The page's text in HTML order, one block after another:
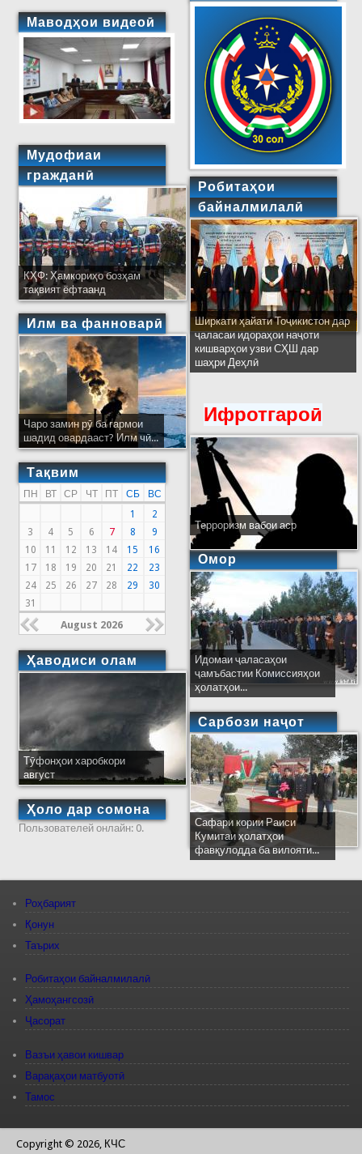
Маводҳои видеоӣ
Мудофиаи
гражданӣ
КҲФ: Ҳамкориҳо бозҳам
тақвият ёфтаанд
Илм ва фанноварӣ
Чаро замин рӯ ба гармои
шадид овардааст? Илм чӣ...
Тақвим
ПН ВТ СР ЧТ ПТ СБ
ВС
1
2
3
4 5 6 7 8
9
10
11 12 13 14 15
16
17
18 19 20 21 22
23
24
25 26 27 28 29
30
31
August 2026
Ҳаводиси олам
Тӯфонҳои харобкори
август
Ҳоло дар сомона
Пользователей онлайн: 0.
Робитаҳои
байналмилалӣ
Ширкати ҳайати Тоҷикистон дар
ҷаласаи идораҳои наҷоти
кишварҳои узви СҲШ дар
шаҳри Деҳлӣ
Ифротгароӣ
Терроризм вабои аср
Омор
Идомаи ҷаласаҳои
ҷамъбастии Комиссияҳои
ҳолатҳои...
Сарбози наҷот
Сафари кории Раиси
Кумитаи ҳолатҳои
фавқулодда ба вилояти...
Роҳбарият
Қонун
Таърих
Робитаҳои байналмилалӣ
Ҳамоҳангсозӣ
Ҷасорат
Вазъи ҳавои кишвар
Варақаҳои матбуотӣ
Тамос
Copyright © 2026, КЧС